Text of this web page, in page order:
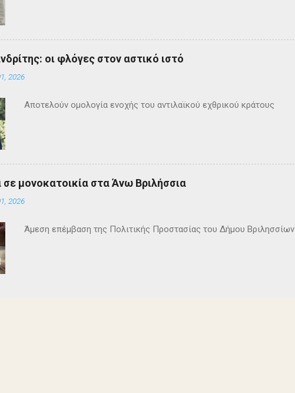
οι φλόγες στον αστικό ιστό
2026
Αποτελούν ομολογία ενοχής του αντιλαϊκού εχθρικού κράτους
σε μονοκατοικία στα Άνω Βριλήσσια
2026
Άμεση επέμβαση της Πολιτικής Προστασίας του Δήμου Βριλησσίων